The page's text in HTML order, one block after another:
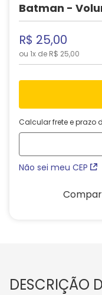
Batman -
R$ 25,00
ou 1x de R$ 25,00
Calcular frete e prazo
Não sei meu CEP
DESCRIÇÃO